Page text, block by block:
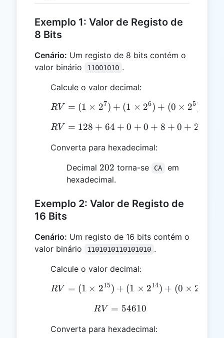
Exemplo 1: Valor de Registo de
8 Bits
Cenário: Um registo de 8 bits contém o
valor binário
11001010 .
Calcule o valor decimal:
RV = (1 \times 2^7) +
RV = (1 × 27) + (1 × 26) + (0 × 25)
RV = 128 + 64 + 0 + 0
RV = 128 + 64 + 0 + 0 + 8 + 0 + 2
Converta para hexadecimal:
Decimal 202
202 torna-se CA
em
hexadecimal.
Exemplo 2: Valor de Registo de
16 Bits
Cenário: Um registo de 16 bits contém o
valor binário
1101010110101010 .
Calcule o valor decimal:
RV = (1 \times 2^{15})
RV = (1 × 215) + (1 × 214) + (0 × 2
RV = 54610
RV = 54610
Converta para hexadecimal: